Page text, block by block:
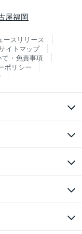
屋福岡
ースリリース
イトマップ
・免責事項
ポリシー